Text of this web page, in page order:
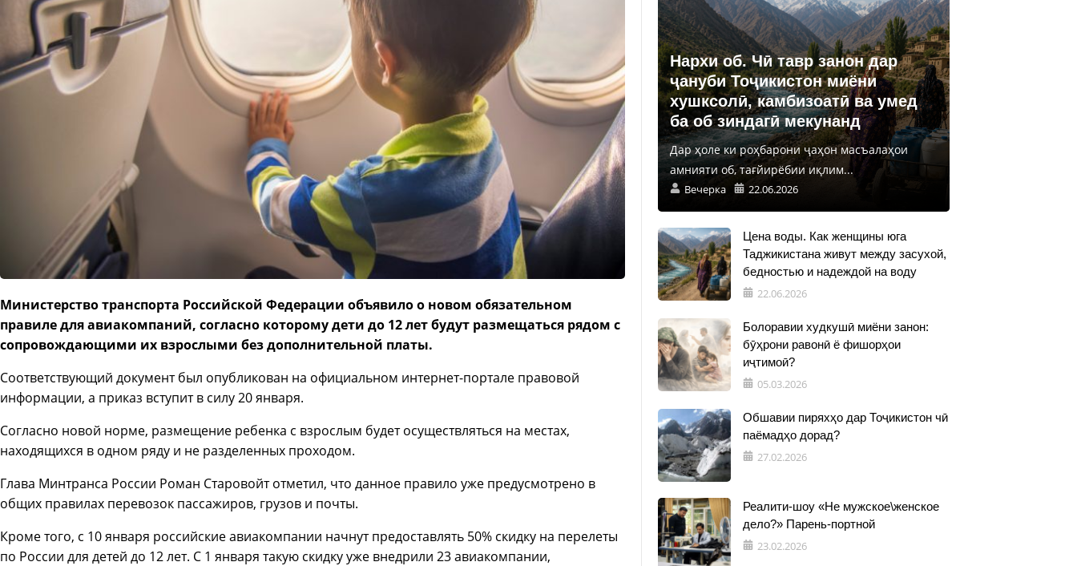
Министерство транспорта Российской Федерации объявило о новом обязательном
правиле для авиакомпаний, согласно которому дети до 12 лет будут размещаться рядом с
сопровождающими их взрослыми без дополнительной платы.
Соответствующий документ был опубликован на официальном интернет-портале правовой
информации, а приказ вступит в силу 20 января.
Согласно новой норме, размещение ребенка с взрослым будет осуществляться на местах,
находящихся в одном ряду и не разделенных проходом.
Глава Минтранса России Роман Старовойт отметил, что данное правило уже предусмотрено в
общих правилах перевозок пассажиров, грузов и почты.
Кроме того, с 10 января российские авиакомпании начнут предоставлять 50% скидку на перелеты
по России для детей до 12 лет. С 1 января такую скидку уже внедрили 23 авиакомпании,
Нархи об. Чӣ тавр занон дар
ҷануби Тоҷикистон миёни
хушксолӣ, камбизоатӣ ва умед
ба об зиндагӣ мекунанд
Дар ҳоле ки роҳбарони ҷаҳон масъалаҳои
амнияти об, тағйирёбии иқлим...
Вечерка 22.06.2026
Цена воды. Как женщины юга
Таджикистана живут между засухой,
бедностью и надеждой на воду
22.06.2026
Болоравии худкушӣ миёни занон:
бӯҳрони равонӣ ё фишорҳои
иҷтимоӣ?
05.03.2026
Обшавии пиряхҳо дар Тоҷикистон чӣ
паёмадҳо дорад?
27.02.2026
Реалити-шоу «Не мужское\женское
дело?» Парень-портной
23.02.2026